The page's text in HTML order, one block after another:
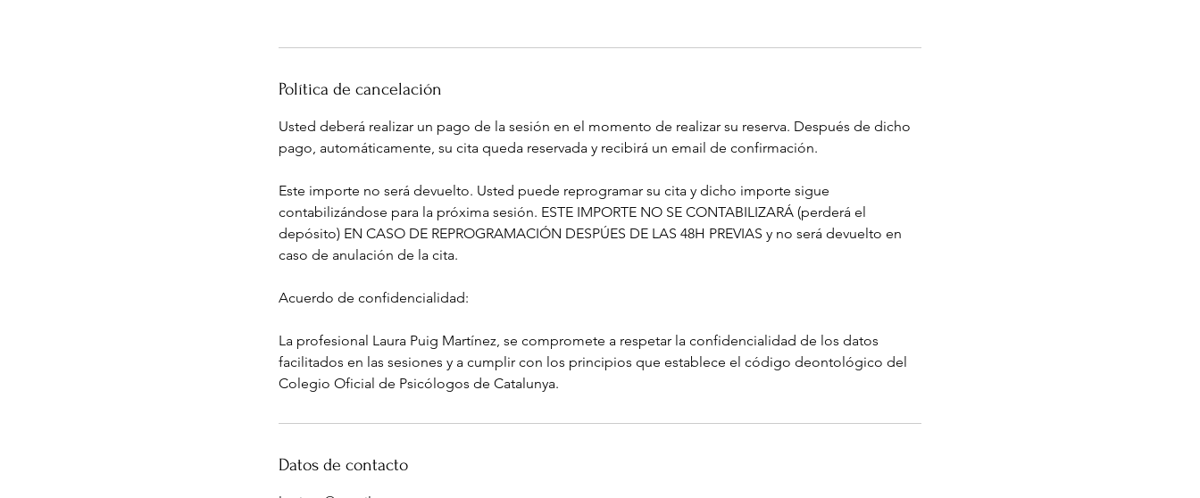
Política de cancelación
Usted deberá realizar un pago de la sesión en el momento de realizar su reserva. Después de dicho
pago, automáticamente, su cita queda reservada y recibirá un email de confirmación.
Este importe no será devuelto. Usted puede reprogramar su cita y dicho importe sigue
contabilizándose para la próxima sesión. ESTE IMPORTE NO SE CONTABILIZARÁ (perderá el
depósito) EN CASO DE REPROGRAMACIÓN DESPÚES DE LAS 48H PREVIAS y no será devuelto en
caso de anulación de la cita.
Acuerdo de confidencialidad:
La profesional Laura Puig Martínez, se compromete a respetar la confidencialidad de los datos
facilitados en las sesiones y a cumplir con los principios que establece el código deontológico del
Colegio Oficial de Psicólogos de Catalunya.
Datos de contacto